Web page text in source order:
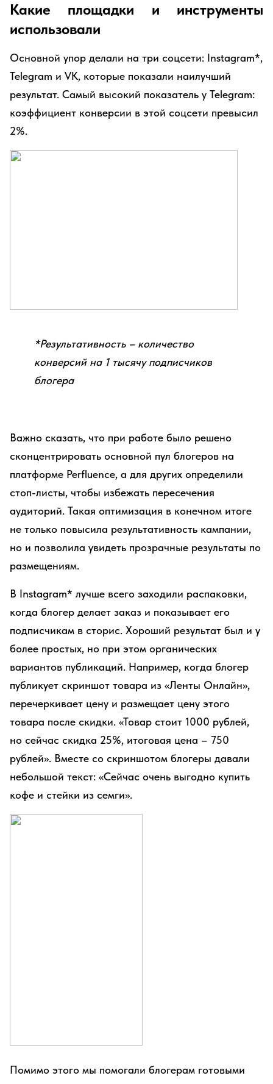
Какие площадки и инструменты
использовали
Основной упор делали на три соцсети: Instagram*,
Telegram и VK, которые показали наилучший
результат. Самый высокий показатель у Telegram:
коэффициент конверсии в этой соцсети превысил
2%.
*Результативность – количество
конверсий на 1 тысячу подписчиков
блогера
Важно сказать, что при работе было решено
сконцентрировать основной пул блогеров на
платформе Perfluence, а для других определили
стоп-листы, чтобы избежать пересечения
аудиторий. Такая оптимизация в конечном итоге
не только повысила результативность кампании,
но и позволила увидеть прозрачные результаты по
размещениям.
В Instagram* лучше всего заходили распаковки,
когда блогер делает заказ и показывает его
подписчикам в сторис. Хороший результат был и у
более простых, но при этом органических
вариантов публикаций. Например, когда блогер
публикует скриншот товара из «Ленты Онлайн»,
перечеркивает цену и размещает цену этого
товара после скидки. «Товар стоит 1000 рублей,
но сейчас скидка 25%, итоговая цена – 750
рублей». Вместе со скриншотом блогеры давали
небольшой текст: «Сейчас очень выгодно купить
кофе и стейки из семги».
Помимо этого мы помогали блогерам готовыми